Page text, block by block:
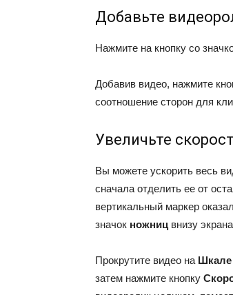
Добавьте
Нажмите на кнопку со
Добавив видео, нажмите
соотношение сторон для
Увеличьте
Вы можете ускорить весь
сначала отделить ее от
вертикальный маркер
значок ножниц внизу
Прокрутите видео на Шкале
затем нажмите кнопку